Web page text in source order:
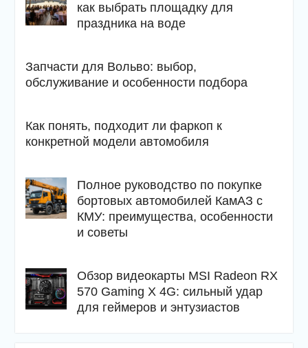
как выбрать площадку для
праздника на воде
Запчасти для Вольво: выбор,
обслуживание и особенности подбора
Как понять, подходит ли фаркоп к
конкретной модели автомобиля
Полное руководство по покупке
бортовых автомобилей КамАЗ с
КМУ: преимущества, особенности
и советы
Обзор видеокарты MSI Radeon RX
570 Gaming X 4G: сильный удар
для геймеров и энтузиастов